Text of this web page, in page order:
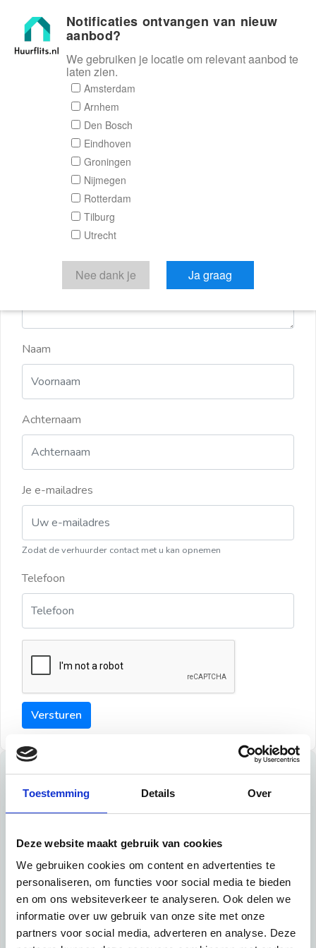
Toestemming Details Over
Deze website maakt gebruik van cookies
We gebruiken cookies om content en advertenties te
personaliseren, om functies voor social media te bieden
en om ons websiteverkeer te analyseren. Ook delen we
informatie over uw gebruik van onze site met onze
partners voor social media, adverteren en analyse. Deze
Huurflits
Reactieformulier
Huurflits
Verstuur je bericht
Door een bericht te sturen kom je in contact met de
aanbieder of makelaar van de woning.
Naam
Achternaam
Je e-mailadres
Zodat de verhuurder contact met u kan opnemen
Telefoon
Versturen
Tips
Tip 1:
Schrijf een duidelijke introductie en geef de volgende
informatie mee:
Ben je student, werkachtig of werkzoekend
Notificaties ontvangen van nieuw
aanbod?
We gebruiken je locatie om relevant aanbod te
laten zien.
Amsterdam
Arnhem
Den Bosch
Eindhoven
Groningen
Nijmegen
Rotterdam
Tilburg
Utrecht
Nee dank je Ja graag